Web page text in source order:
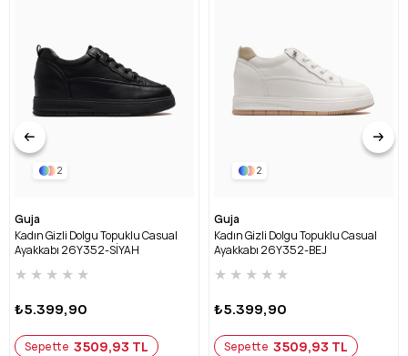
2
Guja
Kadın Gizli Dolgu Topuklu Casual
Ayakkabı 26Y352-SİYAH
★ ★ ★ ★ ★
₺5.399,90
Sepette 3509,93 TL
2
Guja
Kadın Gizli Dolgu Topuklu Casual
Ayakkabı 26Y352-BEJ
★ ★ ★ ★ ★
₺5.399,90
Sepette 3509,93 TL